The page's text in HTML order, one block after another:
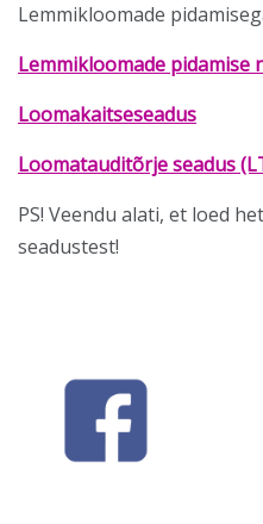
Lemmikloomade
Lemmikloomade pidamise
Loomakaitseseadus
Loomatauditõrje seadus
PS! Veendu alati, et loed
seadustest!